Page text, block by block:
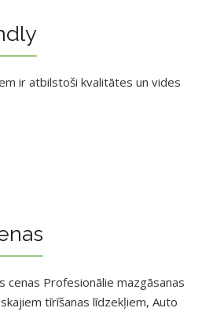
ir atbilstoši kvalitātes un vides
cenas Profesionālie mazgāsanas
tīrīšanas līdzekļiem, Auto